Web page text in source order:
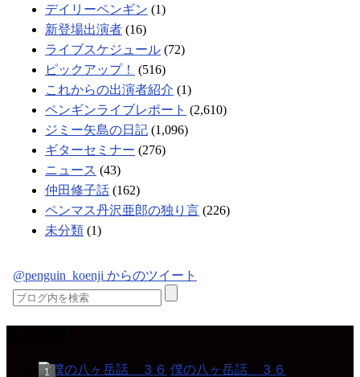
デイリーペンギン (1)
新登場出演者 (16)
ライブスケジュール (72)
ピックアップ！
(516)
これからの出演者紹介 (1)
ペンギンライブレポート (2,610)
ジミー矢島の日記 (1,096)
ギターセミナー (276)
ニュース (43)
仲田修子話 (162)
ペンマス丹沢亜郎の独り言 (226)
未分類 (1)
@penguin_koenji からのツイート
僕の八ヶ岳話 ３６